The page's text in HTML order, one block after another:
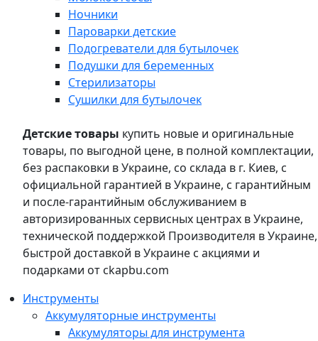
Ночники
Пароварки детские
Подогреватели для бутылочек
Подушки для беременных
Стерилизаторы
Сушилки для бутылочек
Детские товары купить новые и оригинальные
товары, по выгодной цене, в полной комплектации,
без распаковки в Украине, со склада в г. Киев, с
официальной гарантией в Украине, с гарантийным
и после-гарантийным обслуживанием в
авторизированных сервисных центрах в Украине,
технической поддержкой Производителя в Украине,
быстрой доставкой в Украине с акциями и
подарками от ckapbu.com
Инструменты
Аккумуляторные инструменты
Аккумуляторы для инструмента